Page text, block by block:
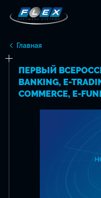
Главная
ПЕРВЫЙ
BANKING, E-
COMMERCE, E-